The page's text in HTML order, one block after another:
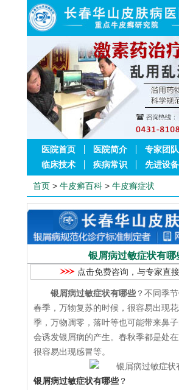
医院首页 医院简介 专家团队
临床技术
疾病常识 先进设备
首页 > 牛皮癣百科 > 牛皮癣症状
银屑病过敏症状有哪
点击免费咨询，与专家直
银屑病过敏症状有哪些 ？不同季
春季，万物复苏的时候，很容易出现
季，万物凋零，落叶等也可能带来鼻
会诱发银屑病的产生。春秋季都是处在
很容易出现感冒等。
银屑病过敏症状有哪些？